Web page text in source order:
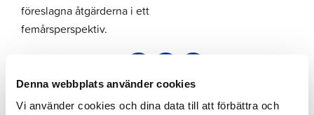
Denna webbplats använder cookies
Vi använder cookies och dina data till att förbättra och
föreslagna åtgärderna i ett
femårsperspektiv.